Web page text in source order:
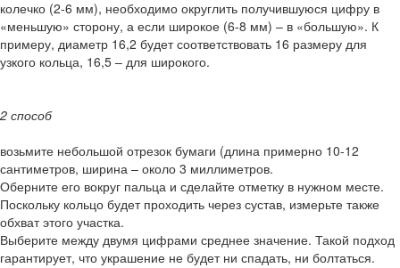
колечко (2-6 мм), необходимо округлить получившуюся цифру в
«меньшую» сторону, а если широкое (6-8 мм) – в «большую». К
примеру, диаметр 16,2 будет соответствовать 16 размеру для
узкого кольца, 16,5 – для широкого.
2 способ
возьмите небольшой отрезок бумаги (длина примерно 10-12
сантиметров, ширина – около 3 миллиметров.
Оберните его вокруг пальца и сделайте отметку в нужном месте.
Поскольку кольцо будет проходить через сустав, измерьте также
обхват этого участка.
Выберите между двумя цифрами среднее значение. Такой подход
гарантирует, что украшение не будет ни спадать, ни болтаться.